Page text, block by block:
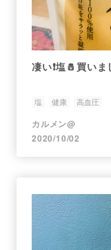
凄い❗️塩🧂買い
塩 健康 高血圧
カルメン@
2020/10/02